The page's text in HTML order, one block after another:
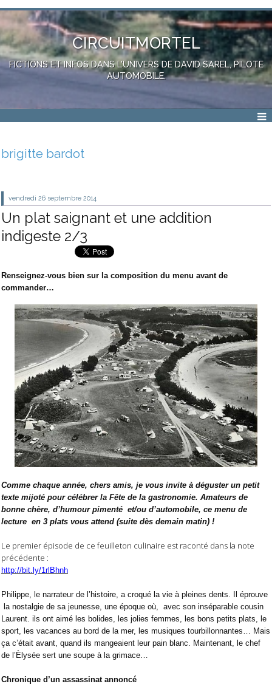
CIRCUITMORTEL
FICTIONS ET INFOS DANS L'UNIVERS DE DAVID SAREL, PILOTE
AUTOMOBILE.
brigitte bardot
vendredi 26 septembre 2014
Un plat saignant et une addition
indigeste 2/3
Renseignez-vous bien sur la composition du menu avant de
commander…
Comme chaque année, chers amis, je vous invite à déguster un petit
texte mijoté pour célébrer la Fête de la gastronomie. Amateurs de
bonne chère, d’humour pimenté et/ou d’automobile, ce menu de
lecture en 3 plats vous attend (suite dès demain matin) !
Le premier épisode de ce feuilleton culinaire est raconté dans la note
précédente :
http://bit.ly/1rlBhnh
Philippe, le narrateur de l’histoire, a croqué la vie à pleines dents. Il éprouve
la nostalgie de sa jeunesse, une époque où,
avec son inséparable cousin
Laurent. ils ont aimé les bolides, les jolies femmes, les bons petits plats, le
sport, les vacances au bord de la mer, les musiques tourbillonnantes… Mais
ça c’était avant, quand ils mangeaient leur pain blanc. Maintenant, le chef
de l’Èlysée sert une soupe à la grimace…
Chronique d’un assassinat annoncé